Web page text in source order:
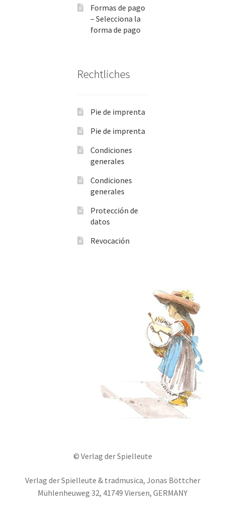
Formas de pago
– Selecciona la
forma de pago
Rechtliches
Pie de imprenta
Pie de imprenta
Condiciones
generales
Condiciones
generales
Protección de
datos
Revocación
© Verlag der Spielleute
Verlag der Spielleute & tradmusica, Jonas Böttcher
Mühlenheuweg 32, 41749 Viersen, GERMANY